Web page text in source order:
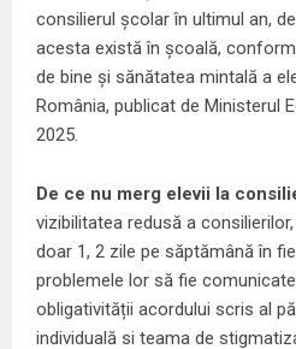
consilierul școlar în ultimul an,
acesta există în școală,
de bine și sănătatea mintală a
România, publicat de Ministerul
2025.
De ce nu merg elevii la
vizibilitatea redusă a
doar 1, 2 zile pe săptămână în
problemele lor să fie
obligativității acordului scris al
individuală si teama de